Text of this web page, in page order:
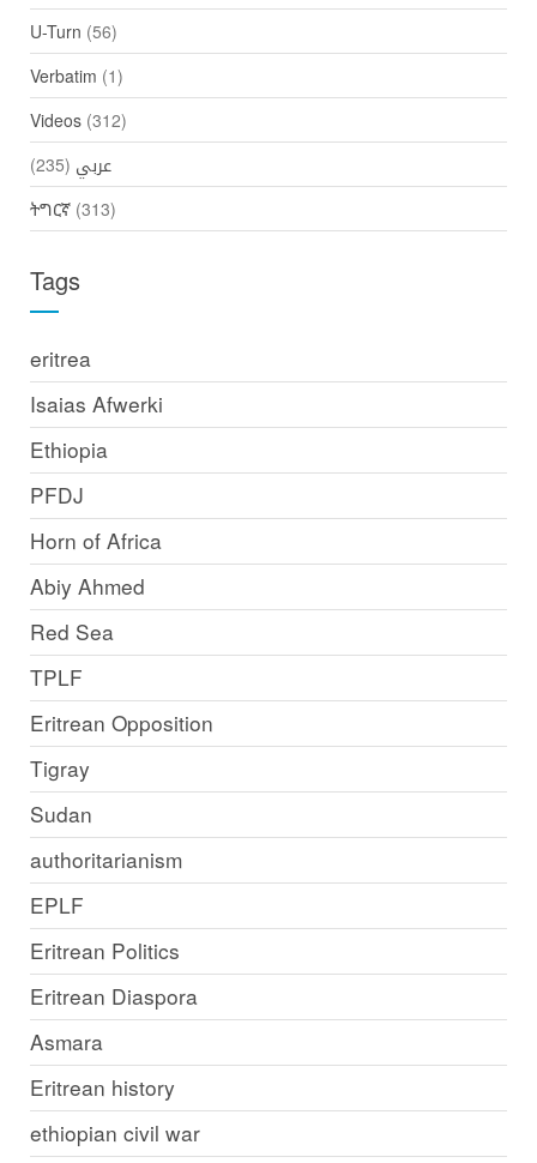
U-Turn (56)
Verbatim (1)
Videos(312)
عربي (235)
ትግርኛ(313)
Tags
eritrea
Isaias Afwerki
Ethiopia
PFDJ
Horn of Africa
Abiy Ahmed
Red Sea
TPLF
Eritrean Opposition
Tigray
Sudan
authoritarianism
EPLF
Eritrean Politics
Eritrean Diaspora
Asmara
Eritrean history
ethiopian civil war